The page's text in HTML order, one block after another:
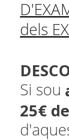
dels
Si sou
25€